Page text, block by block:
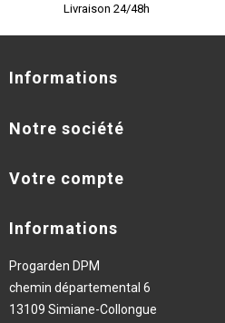
Livraison 24/48h
Informations
Notre société
Votre compte
Informations
Progarden DPM
chemin départemental 6
13109 Simiane-Collongue